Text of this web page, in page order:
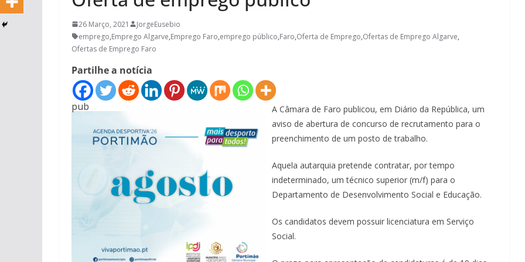
26 Março, 2021
JorgeEusebio
emprego,Emprego Algarve,Emprego Faro,emprego público,Faro,Oferta de Emprego,Ofertas de Emprego Algarve,
Ofertas de Emprego Faro
Partilhe a notícia
pub
A Câmara de Faro publicou, em Diário da República, um
aviso de abertura de concurso de recrutamento para o
preenchimento de um posto de trabalho.
Aquela autarquia pretende contratar, por tempo
indeterminado, um técnico superior (m/f) para o
Departamento de Desenvolvimento Social e Educação.
Os candidatos devem possuir licenciatura em Serviço
Social.